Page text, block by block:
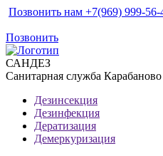
Позвонить нам +7(969) 999-56-
Позвонить
САНДЕЗ
Санитарная служба Карабаново
Дезинсекция
Дезинфекция
Дератизация
Демеркуризация